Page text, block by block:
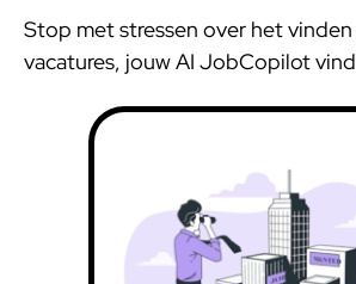
Stop met stressen over het
vacatures, jouw AI JobCopilot